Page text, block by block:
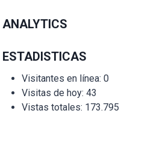
ANALYTICS
ESTADISTICAS
Visitantes en línea: 0
Visitas de hoy: 43
Vistas totales: 173.795